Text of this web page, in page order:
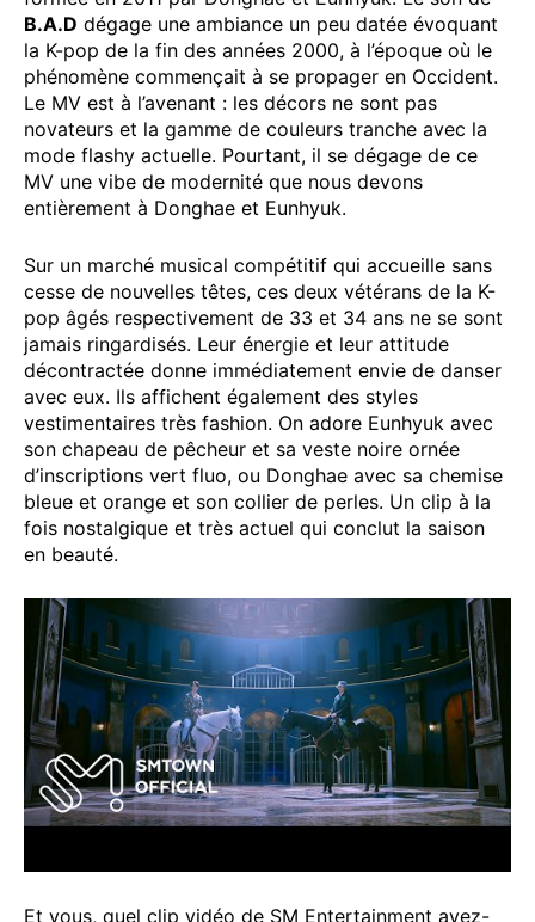
B.A.D dégage une ambiance un peu datée évoquant
la K-pop de la fin des années 2000, à l’époque où le
phénomène commençait à se propager en Occident.
Le MV est à l’avenant : les décors ne sont pas
novateurs et la gamme de couleurs tranche avec la
mode flashy actuelle. Pourtant, il se dégage de ce
MV une vibe de modernité que nous devons
entièrement à Donghae et Eunhyuk.
Sur un marché musical compétitif qui accueille sans
cesse de nouvelles têtes, ces deux vétérans de la K-
pop âgés respectivement de 33 et 34 ans ne se sont
jamais ringardisés. Leur énergie et leur attitude
décontractée donne immédiatement envie de danser
avec eux. Ils affichent également des styles
vestimentaires très fashion. On adore Eunhyuk avec
son chapeau de pêcheur et sa veste noire ornée
d’inscriptions vert fluo, ou Donghae avec sa chemise
bleue et orange et son collier de perles. Un clip à la
fois nostalgique et très actuel qui conclut la saison
en beauté.
Et vous, quel clip vidéo de SM Entertainment avez-